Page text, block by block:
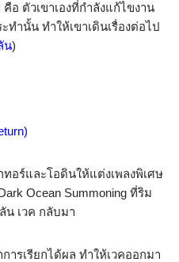
อ ตัวเขาเองที่กำลังแก้ไขงาน
ทำนั้น ทำให้เขาเดินเรื่องต่อไป
น)
อร์และโอดินให้แต่งเพลงพิเศษ
Ocean Summoning ที่ริม
น เวค กลับมา
ารเรียกได้ผล ทำให้เวคออกมา